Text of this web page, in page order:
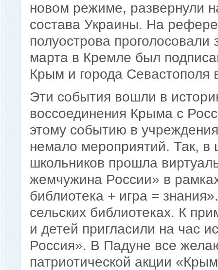
новом режиме, развернули
состава Украины. На
полуострова
марта в Кремле был
Крым и города Севастополя
Эти события вошли в
воссоединения Крыма с
этому событию в
немало мероприятий. Так, в
школьников прошла
жемчужина России» в
библиотека + игра =
сельских библиотеках. К
и детей пригласили на час
Россия». В Падуне все
патриотической акции